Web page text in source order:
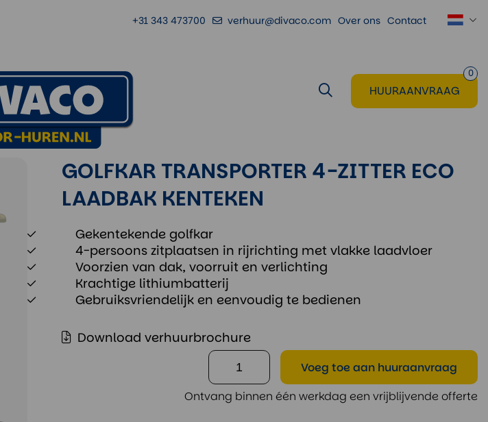
+31 343 473700 verhuur@divaco.com Over ons Contact
0
HUURAANVRAAG
GOLFKAR TRANSPORTER 4-ZITTER ECO
LAADBAK KENTEKEN
Gekentekende golfkar
4-persoons zitplaatsen in rijrichting met vlakke laadvloer
Voorzien van dak, voorruit en verlichting
Krachtige lithiumbatterij
Gebruiksvriendelijk en eenvoudig te bedienen
Download verhuurbrochure
Voeg toe aan huuraanvraag
Ontvang binnen één werkdag een vrijblijvende offerte